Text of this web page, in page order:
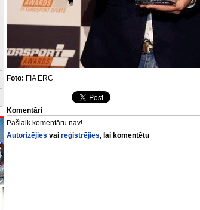
Foto: FIA ERC
Komentāri
Pašlaik komentāru nav!
Autorizējies vai reģistrējies, lai komentētu